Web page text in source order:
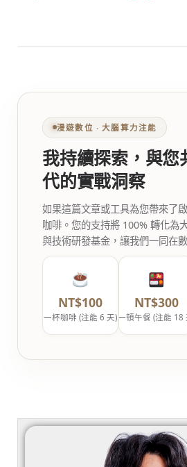
漫遊數位 ‧ 大腦算力注能
我持續探索，與您
代的實戰洞察
如果這篇文章或工具為您帶來了
咖啡。您的支持將 100% 轉化為
與技術研發基金，讓我們一同在
NT$100
一杯咖啡 (注能 6 天)
NT$300
一頓午餐 (注能 18